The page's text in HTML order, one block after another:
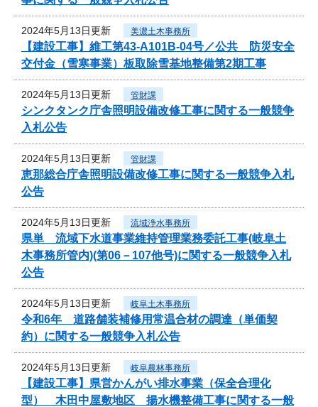
2024年5月13日更新 美濃土木事務所
【建設工事】維工第43-A101B-04号／公共 防災安全
交付金（雪寒事業）板取除雪基地整備第2期工事
2024年5月13日更新 管財課
シンクタンク庁舎照明設備改修工事に関する一般競争
入札公告
2024年5月13日更新 管財課
恵那総合庁舎照明設備改修工事に関する一般競争入札
公告
2024年5月13日更新 流域浄水事務所
県単 流域下水道事業維持管理業務委託工事(岐阜土
木事務所管内)(第06－107他号)に関する一般競争入札
公告
2024年5月13日更新 岐阜土木事務所
令和6年 道路舗装補修用常温合材の調達（単価契
約）に関する一般競争入札公告
2024年5月13日更新 岐阜農林事務所
【建設工事】県営かんがい排水事業（保全合理化
型） 木田中屋敷地区 揚水機整備工事に関する一般